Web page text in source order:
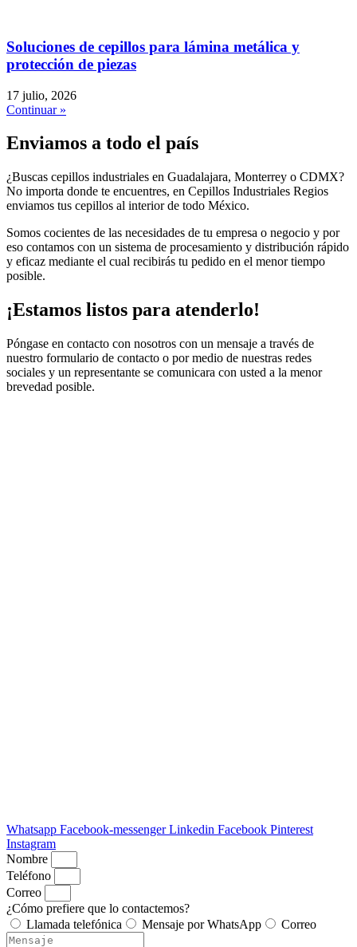
Soluciones de cepillos para lámina metálica y
protección de piezas
17 julio, 2026
Continuar »
Enviamos a todo el país
¿Buscas cepillos industriales en Guadalajara, Monterrey o CDMX?
No importa donde te encuentres, en Cepillos Industriales Regios
enviamos tus cepillos al interior de todo México.
Somos cocientes de las necesidades de tu empresa o negocio y por
eso contamos con un sistema de procesamiento y distribución rápido
y eficaz mediante el cual recibirás tu pedido en el menor tiempo
posible.
¡Estamos listos para atenderlo!
Póngase en contacto con nosotros con un mensaje a través de
nuestro formulario de contacto o por medio de nuestras redes
sociales y un representante se comunicara con usted a la menor
brevedad posible.
Whatsapp Facebook-messenger Linkedin Facebook Pinterest
Instagram
Nombre
Teléfono
Correo
¿Cómo prefiere que lo contactemos?
Llamada telefónica
Mensaje por WhatsApp Correo